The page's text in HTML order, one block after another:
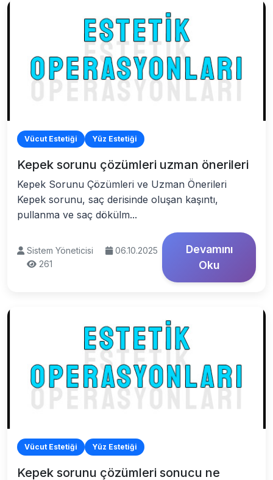
Vücut Estetiği Yüz Estetiği
Kepek sorunu çözümleri uzman önerileri
Kepek Sorunu Çözümleri ve Uzman Önerileri
Kepek sorunu, saç derisinde oluşan kaşıntı,
pullanma ve saç dökülm...
Sistem Yöneticisi
06.10.2025
261
Devamını
Oku
Vücut Estetiği Yüz Estetiği
Kepek sorunu çözümleri sonucu ne